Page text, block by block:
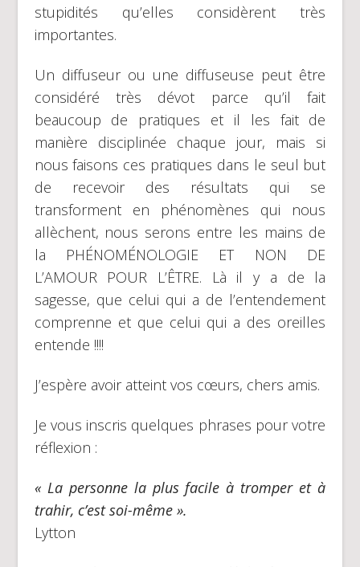
stupidités qu’elles considèrent très
importantes.
Un diffuseur ou une diffuseuse peut être
considéré très dévot parce qu’il fait
beaucoup de pratiques et il les fait de
manière disciplinée chaque jour, mais si
nous faisons ces pratiques dans le seul but
de recevoir des résultats qui se
transforment en phénomènes qui nous
allèchent, nous serons entre les mains de
la PHÉNOMÉNOLOGIE ET NON DE
L’AMOUR POUR L’ÊTRE. Là il y a de la
sagesse, que celui qui a de l’entendement
comprenne et que celui qui a des oreilles
entende !!!!
J’espère avoir atteint vos cœurs, chers amis.
Je vous inscris quelques phrases pour votre
réflexion :
« La personne la plus facile à tromper et à
trahir, c’est soi-même ».
Lytton